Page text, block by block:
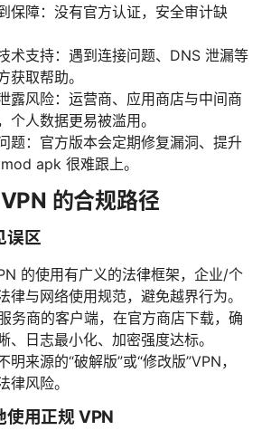
保障：没有官方认证，安全审计缺
术支持：遇到连接问题、DNS 泄漏等
获取帮助。
露风险：运营商、应用商店与中间商
个人数据更易被滥用。
题：官方版本会定期修复漏洞、提升
apk 很难跟上。
的合规路径
误区
的使用有广义的法律框架，企业/个
律与网络使用规范，避免越界行为。
务商的客户端，在官方商店下载，确
、日志最小化、加密强度达标。
来源的“破解版”或“修改版”VPN，
律风险。
使用正规 VPN